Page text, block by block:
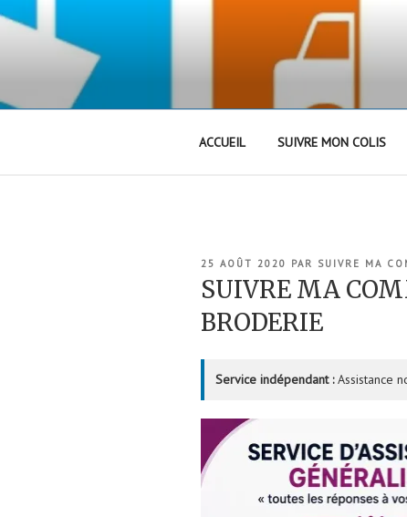
Aller
ACCUEIL SUIVRE MON COLIS
PUBLIÉ
LE
25 AOÛT 2020 PAR SUIVRE MA
SUIVRE MA
BRODERIE
Service indépendant :Assistance